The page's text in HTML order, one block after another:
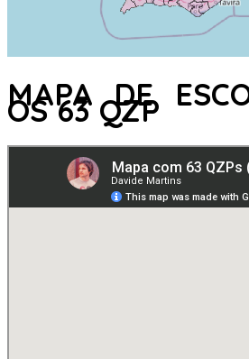
MAPA DE
OS 63 QZP